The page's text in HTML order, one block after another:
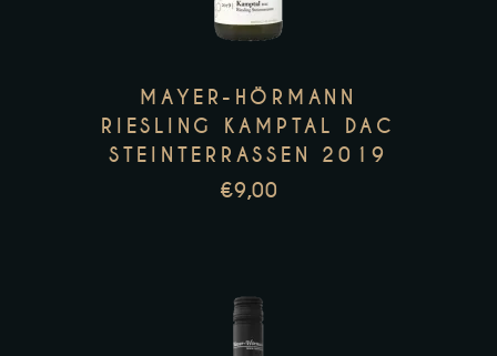
MAYER-HÖRMANN
RIESLING KAMPTAL DAC
STEINTERRASSEN 2019
€9,00